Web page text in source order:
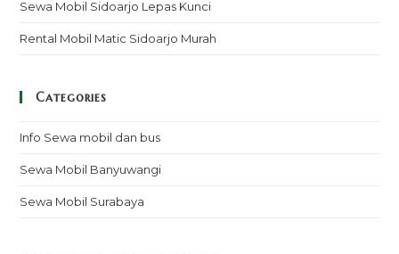
Sewa Mobil Sidoarjo Lepas Kunci
Rental Mobil Matic Sidoarjo Murah
Categories
Info Sewa mobil dan bus
Sewa Mobil Banyuwangi
Sewa Mobil Surabaya